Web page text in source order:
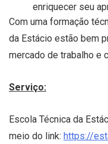
enriquecer seu
Com uma formação
da Estácio estão bem
mercado de trabalho e
Serviço:
Escola Técnica da
meio do link: https://